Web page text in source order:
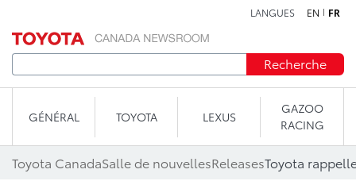
LANGUES EN FR
Recherche
GÉNÉRAL TOYOTA LEXUS
GAZOO
RACING
Toyota CanadaSalle de nouvellesReleases